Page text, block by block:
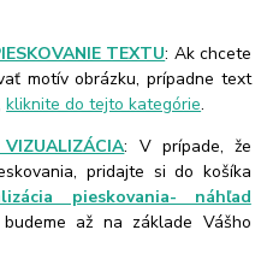
TEXTU: Ak chcete
motív obrázku, prípadne text
kliknite do tejto kategórie.
: V prípade, že
pridajte si do košíka
pieskovania- náhľad
až na základe Vášho